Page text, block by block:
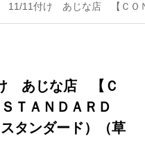
11/11付け あじな店 【ＣＯ
あじな店 【Ｃ
ＴＡＮＤＡＲＤ
タンダード）（草